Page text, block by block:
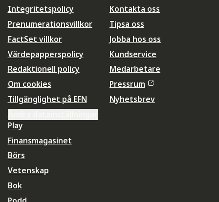
Integritetspolicy
Prenumerationsvillkor
FactSet villkor
Värdepapperspolicy
Redaktionell policy
Om cookies
Tillgänglighet på EFN
Kontakta oss
Tipsa oss
Jobba hos oss
Kundservice
Medarbetare
Pressrum
Nyhetsbrev
Play
Finansmagasinet
Börs
Vetenskap
Bok